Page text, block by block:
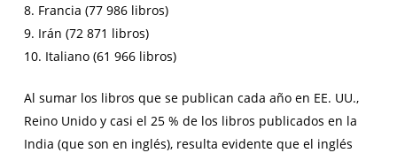
8. Francia (77 986 libros)
9. Irán (72 871 libros)
10. Italiano (61 966 libros)
Al sumar los libros que se publican cada año en EE. UU.,
Reino Unido y casi el 25 % de los libros publicados en la
India (que son en inglés), resulta evidente que el inglés